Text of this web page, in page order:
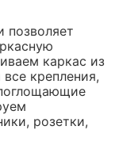
позволяет
каркас из
крепления,
розетки,